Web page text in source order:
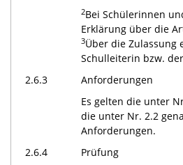
2Bei Schülerinnen
Erklärung über die
3Über die Zulassung
Schulleiterin bzw.
2.6.3
Anforderungen
Es gelten die unter
die unter Nr. 2.2
Anforderungen.
2.6.4
Prüfung